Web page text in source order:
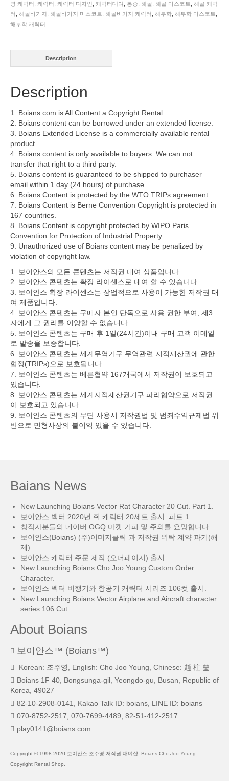
영 캐릭터
캐릭터 캐릭터 디자인 캐릭터대여 통증 해골 해골 마스코트
해골 캐릭
터
해골바가지 해골바가지 마스코트 해골바가지 캐릭터 해부학 해부학 마스코트
해부학 캐릭터
Description
Description
1. Boians.com is All Content a Copyright Rental.
2. Boians content can be borrowed under an extended license.
3. Boians Extended License is a commercially available rental
product.
4. Boians content is only available to buyers. We can not
transfer that right to a third party.
5. Boians content is guaranteed to be shipped to purchaser
email within 1 day (24 hours) of purchase.
6. Boians Content is protected by the WTO TRIPs agreement.
7. Boians Content is Berne Convention Copyright is protected in
167 countries.
8. Boians Content is copyright protected by WIPO Paris
Convention for Protection of Industrial Property.
9. Unauthorized use of Boians content may be penalized by
violation of copyright law.
1. 보이안스의 모든 콘텐츠는 저작권 대여 상품입니다.
2. 보이안스 콘텐츠는 확장 라이센스로 대여 할 수 있습니다.
3. 보이안스 확장 라이센스는 상업적으로 사용이 가능한 저작권 대
여 제품입니다.
4. 보이안스 콘텐츠는 구매자 본인 단독으로 사용 권한 부여, 제3
자에게 그 권리를 이양할 수 없습니다.
5. 보이안스 콘텐츠는 구매 후 1일(24시간)이내 구매 고객 이메일
로 발송을 보증합니다.
6. 보이안스 콘텐츠는 세계무역기구 무역관련 지적재산권에 관한
협정(TRIPs)으로 보호됩니다.
7. 보이안스 콘텐츠는 베른협약 167개국에서 저작권이 보호되고
있습니다.
8. 보이안스 콘텐츠는 세계지적재산권기구 파리협약으로 저작권
이 보호되고 있습니다.
9. 보이안스 콘텐츠의 무단 사용시 저작권법 및 범죄수익규제법 위
반으로 민형사상의 불이익 있을 수 있습니다.
Baians News
New Launching Boians Vector Rat Character 20 Cut. Part 1.
보이안스 벡터 2020년 쥐 캐릭터 20세트 출시. 파트 1.
창작자분들의 네이버 OGQ 마켓 기피 및 주의를 요망합니다.
보이안스(Boians) (주)이미지클릭 과 저작권 위탁 계약 파기(해
제)
보이안스 캐릭터 주문 제작 (오더페이지) 출시.
New Launching Boians Cho Joo Young Custom Order
Character.
보이안스 벡터 비행기와 항공기 캐릭터 시리즈 106컷 출시.
New Launching Boians Vector Airplane and Aircraft character
series 106 Cut.
About Boians
보이안스™ (Boians™)
Korean: 조주영, English: Cho Joo Young, Chinese: 趙 柱 瑩
Boians 1F 40, Bongsunga-gil, Yeongdo-gu, Busan, Republic of
Korea, 49027
82-10-2908-0141, Kakao Talk ID: boians, LINE ID: boians
070-8752-2517, 070-7699-4489, 82-51-412-2517
play0141@boians.com
Copyright © 1998-2020 보이안스 조주영 저작권 대여샵, Boians Cho Joo Young
Copyright Rental Shop.